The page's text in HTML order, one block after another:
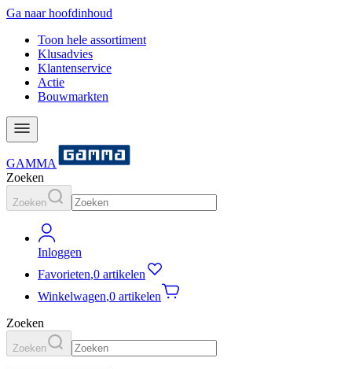
Ga naar hoofdinhoud
Toon hele assortiment
Klusadvies
Klantenservice
Actie
Bouwmarkten
GAMMA
Zoeken
Zoeken
Inloggen
Favorieten,0 artikelen
Winkelwagen,0 artikelen
Zoeken
Zoeken